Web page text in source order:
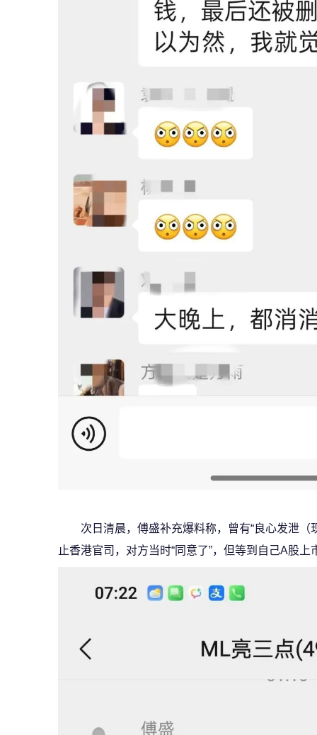
次日清晨，傅盛补充爆料称，曾有“良心发泄
止香港官司，对方当时“同意了”，但等到自己A股上